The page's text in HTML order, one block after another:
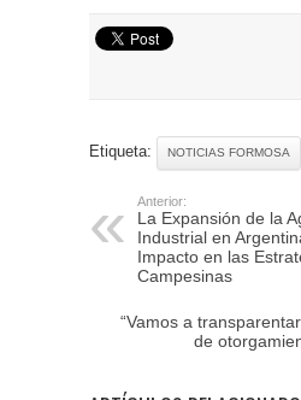
Etiqueta: NOTICIAS FORMOSA
Anterior:
La Expansión de la
Industrial en
Impacto en las
Campesinas
“Vamos a
de